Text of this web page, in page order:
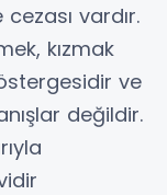
vardır.
kızmak
ve
değildir.